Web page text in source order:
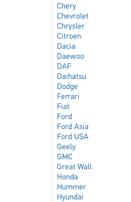
Chery
Chevrolet
Chrysler
Citroen
Dacia
Daewoo
DAF
Daihatsu
Dodge
Ferrari
Fiat
Ford
Ford Asia
Ford USA
Geely
GMC
Great Wall
Honda
Hummer
Hyundai